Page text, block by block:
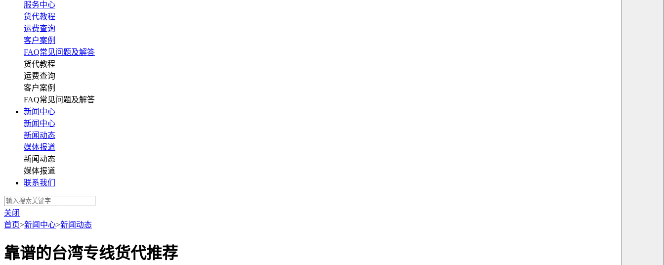
服务中心
货代教程
运费查询
客户案例
FAQ常见问题及解答
货代教程
运费查询
客户案例
FAQ常见问题及解答
新闻中心
新闻中心
新闻动态
媒体报道
新闻动态
媒体报道
联系我们
关闭
首页>新闻中心>新闻动态
靠谱的台湾专线货代推荐